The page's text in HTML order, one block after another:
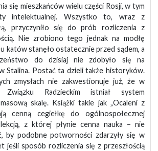
się mieszkańców wielu części Rosji, w tym
intelektualnej. Wszystko to, wraz z
przyczyniło się do prób rozliczenia z
Nie zrobiono tego jednak na modłę
katów stanęło ostatecznie przed sądem, a
do dzisiaj nie zdobyło się na
Stalina. Postać ta dzieli także historyków.
zmysłach nie zakwestionuje już, że w
Związku Radzieckim istniał system
skalę. Książki takie jak „Ocaleni z
cenną cegiełkę do ogólnospołecznej
lekcją, z której płynie cenna nauka – nie
by podobne potworności zdarzyły się w
jeśli sposób rozliczenia się z przeszłością